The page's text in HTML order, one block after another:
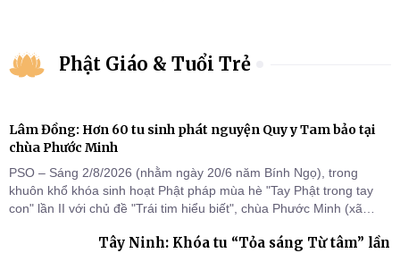
Phật Giáo & Tuổi Trẻ
Lâm Đồng: Hơn 60 tu sinh phát nguyện Quy y Tam bảo tại
chùa Phước Minh
PSO – Sáng 2/8/2026 (nhằm ngày 20/6 năm Bính Ngọ), trong
khuôn khổ khóa sinh hoạt Phật pháp mùa hè "Tay Phật trong tay
con" lần II với chủ đề "Trái tim hiểu biết", chùa Phước Minh (xã
cho hơn 60 tu sinh.Tây Ninh: Khóa tu “Tỏa sáng Từ tâm” lần